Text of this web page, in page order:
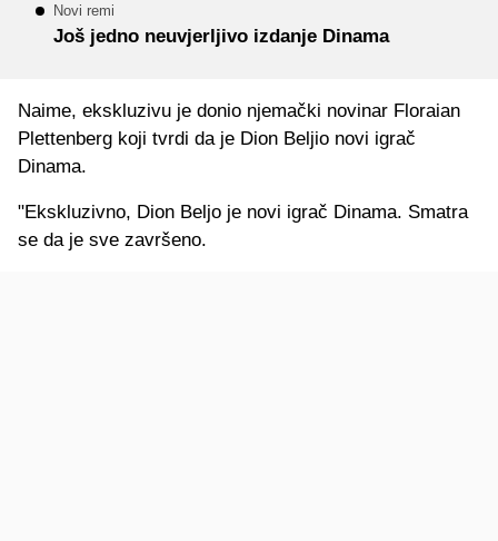
Novi remi
Još jedno neuvjerljivo izdanje Dinama
Naime, ekskluzivu je donio njemački novinar Floraian
Plettenberg koji tvrdi da je Dion Beljio novi igrač
Dinama.
"Ekskluzivno, Dion Beljo je novi igrač Dinama. Smatra
se da je sve završeno.